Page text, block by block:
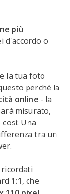
più
d'accordo o
la tua foto
perché la
online - la
misurato,
Una
tra un
ricordati
1:1, che